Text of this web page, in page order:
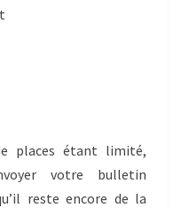
places étant limité,
votre bulletin
reste encore de la